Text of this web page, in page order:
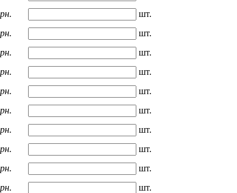
шт.
шт.
шт.
шт.
шт.
шт.
шт.
шт.
шт.
шт.